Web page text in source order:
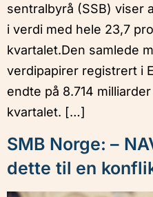
sentralbyrå (SSB) viser
i verdi med hele 23,7
kvartalet.Den samlede
verdipapirer registrert i
endte på 8.714
kvartalet. […]
SMB Norge: –
dette til en